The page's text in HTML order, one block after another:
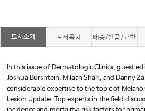
도서소개 도서목차 배송/반품/교환
In this issue of Dermatologic Clinics, guest
Joshua Burshtein, Milaan Shah, and Danny
considerable expertise to the topic of
Lesion Update. Top experts in the field